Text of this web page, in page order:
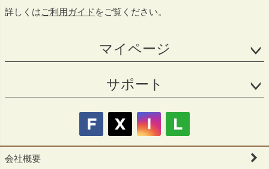
詳しくはご利用ガイド をご覧ください。
マイページ
サポート
会社概要